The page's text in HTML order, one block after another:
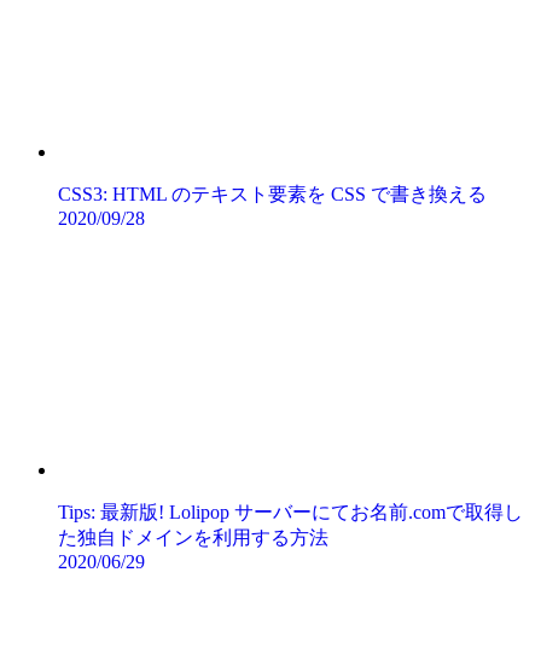
CSS3: HTML のテキスト要素を CSS で書き換える
2020/09/28
Tips: 最新版! Lolipop サーバーにてお名前.comで取得し
た独自ドメインを利用する方法
2020/06/29